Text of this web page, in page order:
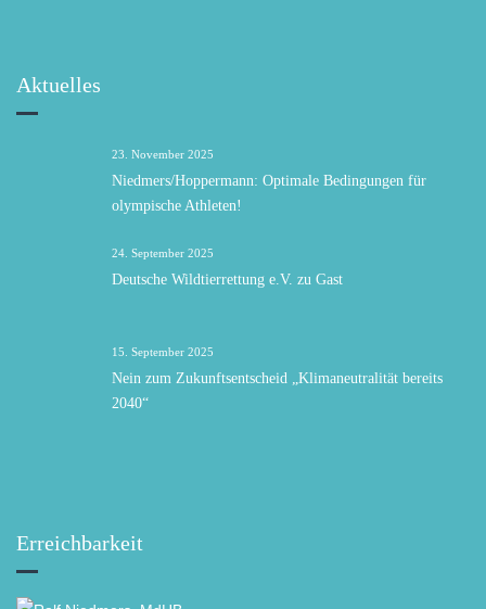
Aktuelles
23. November 2025
Niedmers/Hoppermann: Optimale Bedingungen für
olympische Athleten!
24. September 2025
Deutsche Wildtierrettung e.V. zu Gast
15. September 2025
Nein zum Zukunftsentscheid „Klimaneutralität bereits
2040“
Erreichbarkeit